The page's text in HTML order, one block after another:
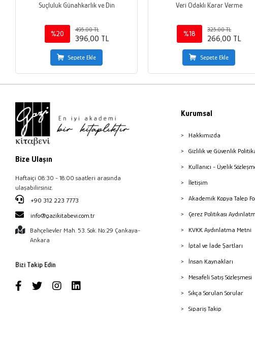
Suçluluk Günahkarlık ve Din
%20
495,00 TL
396,00 TL
Sepete Ekle
Veri Odaklı Karar Verme
%18
325,00 TL
266,00 TL
Sepete Ekle
Bize Ulaşın
Haftaiçi 08:30 - 18:00 saatleri arasında
ulaşabilirsiniz.
+90 312 223 7773
info@gazikitabevi.com.tr
Bahçelievler Mah. 53. Sok. No:29 Çankaya-
Ankara
Bizi Takip Edin
Kurumsal
Hakkımızda
Gizlilik ve Güvenlik
Kullanıcı - Üyelik
İletişim
Akademik Kopya Talep
Çerez Politikası
KVKK Aydınlatma Metni
İptal ve İade Şartları
İnsan Kaynakları
Mesafeli Satış Sözleşmesi
Sıkça Sorulan Sorular
Sipariş Takip